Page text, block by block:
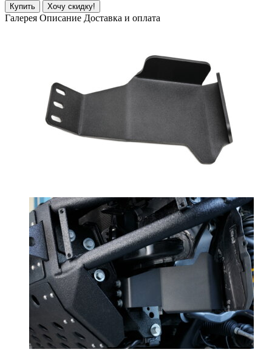
Купить Хочу скидку!
Галерея Описание Доставка и оплата